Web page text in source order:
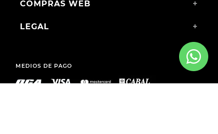
COMPRAS WEB +
LEGAL +
MEDIOS DE PAGO